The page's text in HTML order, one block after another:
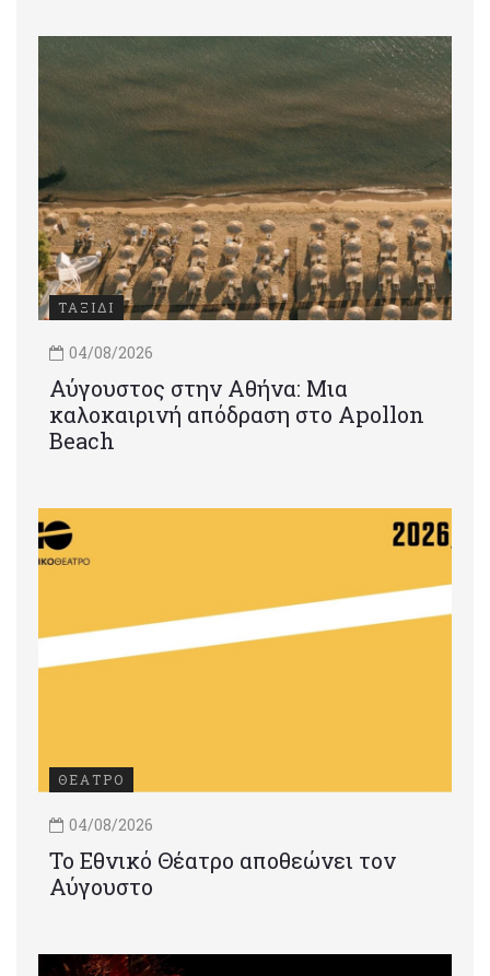
ΤΑΞΙΔΙ
04/08/2026
Αύγουστος στην Αθήνα: Μια
καλοκαιρινή απόδραση στο Apollon
Beach
ΘΕΑΤΡΟ
04/08/2026
Το Εθνικό Θέατρο αποθεώνει τον
Αύγουστο